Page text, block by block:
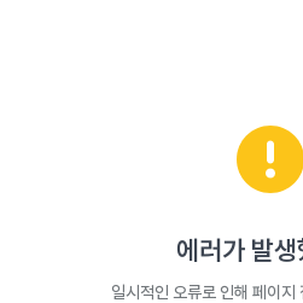
에러가 발
일시적인 오류로 인해 페이지